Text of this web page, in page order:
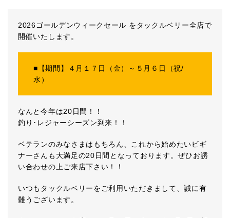
2026ゴールデンウィークセール をタックルベリー全店で
開催いたします。
■【期間】４月１７日（金）～５月６日（祝/
水）
なんと今年は20日間！！
釣り･レジャーシーズン到来！！
ベテランのみなさまはもちろん、これから始めたいビギ
ナーさんも大満足の20日間となっております。ぜひお誘
い合わせの上ご来店下さい！！
いつもタックルベリーをご利用いただきまして、誠に有
難うございます。